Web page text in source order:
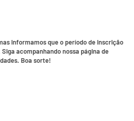
informamos que o período de inscrição
acompanhando nossa página de
Boa sorte!